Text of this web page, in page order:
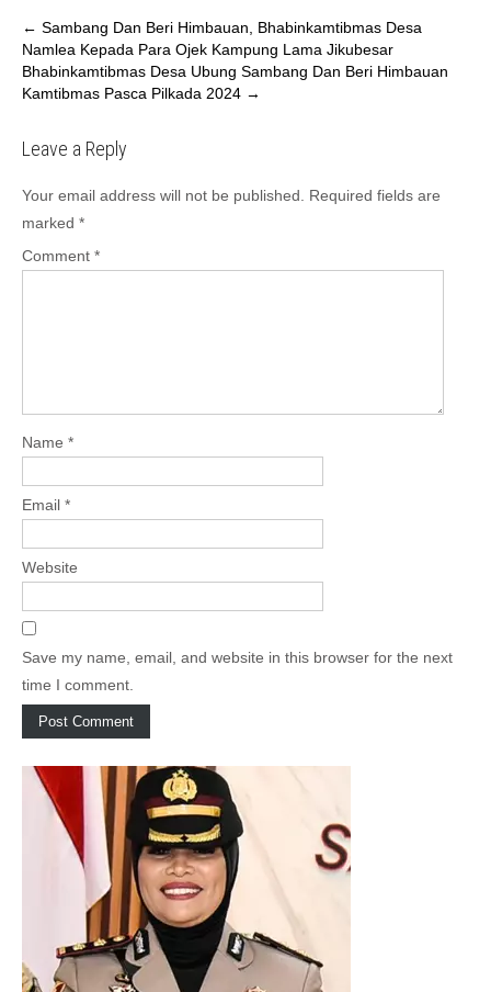
← Sambang Dan Beri Himbauan, Bhabinkamtibmas Desa
Namlea Kepada Para Ojek Kampung Lama Jikubesar
Bhabinkamtibmas Desa Ubung Sambang Dan Beri Himbauan
Kamtibmas Pasca Pilkada 2024 →
Leave a Reply
Your email address will not be published.
Required fields are
marked *
Comment *
Name *
Email *
Website
Save my name, email, and website in this browser for the next
time I comment.